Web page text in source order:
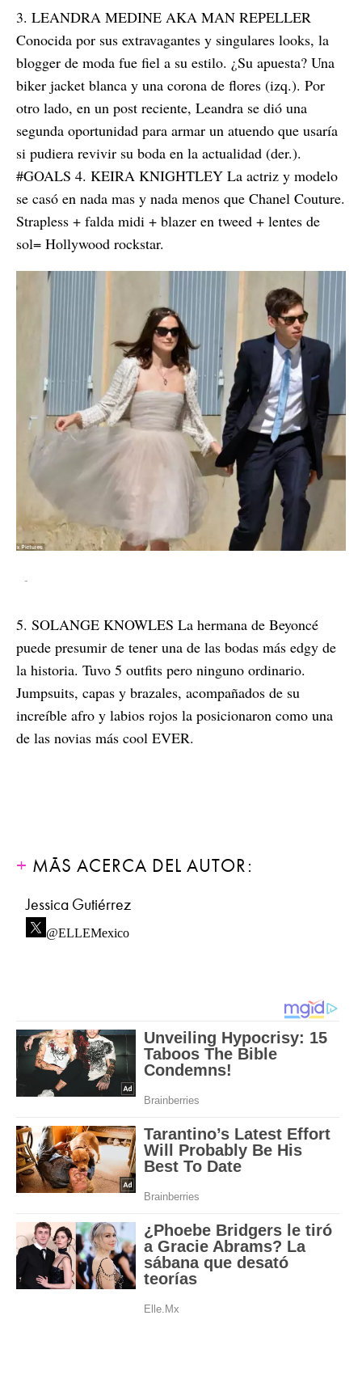
3. LEANDRA MEDINE AKA MAN REPELLER
Conocida por sus extravagantes y singulares looks, la
blogger de moda fue fiel a su estilo. ¿Su apuesta? Una
biker jacket blanca y una corona de flores (izq.). Por
otro lado, en un post reciente, Leandra se dió una
segunda oportunidad para armar un atuendo que usaría
si pudiera revivir su boda en la actualidad (der.).
#GOALS 4. KEIRA KNIGHTLEY La actriz y modelo
se casó en nada mas y nada menos que Chanel Couture.
Strapless + falda midi + blazer en tweed + lentes de
sol= Hollywood rockstar.
-
5. SOLANGE KNOWLES La hermana de Beyoncé
puede presumir de tener una de las bodas más edgy de
la historia. Tuvo 5 outfits pero ninguno ordinario.
Jumpsuits, capas y brazales, acompañados de su
increíble afro y labios rojos la posicionaron como una
de las novias más cool EVER.
MÁS ACERCA DEL AUTOR:
Jessica Gutiérrez
@ELLEMexico